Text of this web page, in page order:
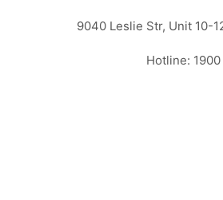
9040 Leslie Str, Unit 10-
Hotline: